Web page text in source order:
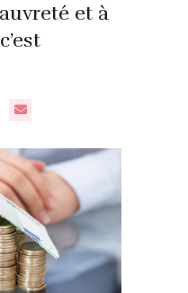
et à